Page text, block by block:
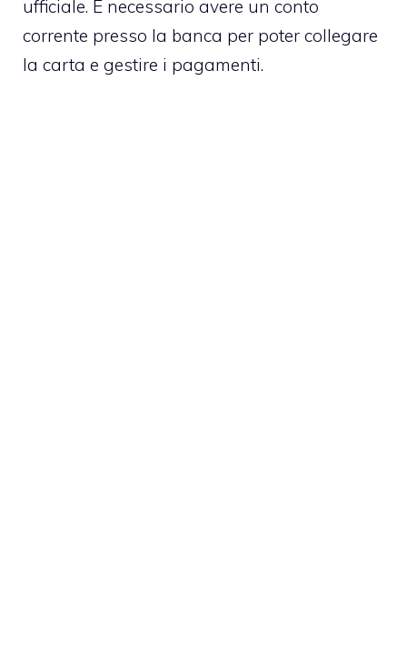
ufficiale. È necessario avere un conto
corrente presso la banca per poter collegare
la carta e gestire i pagamenti.